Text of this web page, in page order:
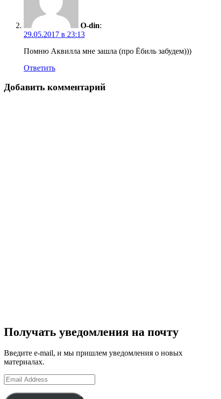
O-din:
29.05.2017 в 23:13
Помню Аквилла мне зашла (про Ёбиль забудем)))
Ответить
Добавить комментарий
Получать уведомления на почту
Введите e-mail, и мы пришлем уведомления о новых
материалах.
Email
Address